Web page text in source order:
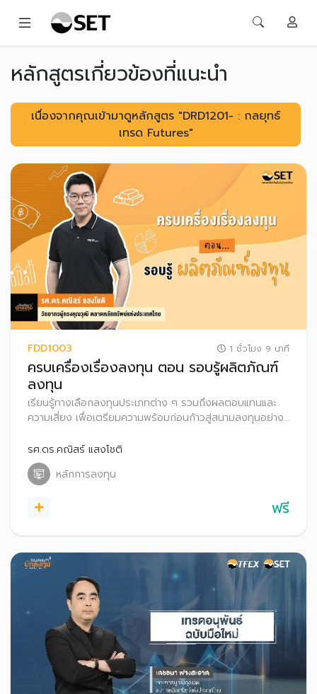
หลักสูตรเกี่ยวข้องที่แนะนำ
เนื่องจากคุณเข้ามาดูหลักสูตร "DRD1201- : กลยุทธ์
เทรด Futures"
FDD1003 1 ชั่วโมง 9 นาที
ครบเครื่องเรื่องลงทุน ตอน รอบรู้ผลิตภัณฑ์
ลงทุน
เรียนรู้ทางเลือกลงทุนประเภทต่าง ๆ รวมถึงผลตอบแทนและ
ความเสี่ยง เพื่อเตรียมความพร้อมก่อนก้าวสู่สนามลงทุนอย่าง
รศ.ดร.คณิสร์ แสงโชติ
หลักการลงทุน
ฟรี